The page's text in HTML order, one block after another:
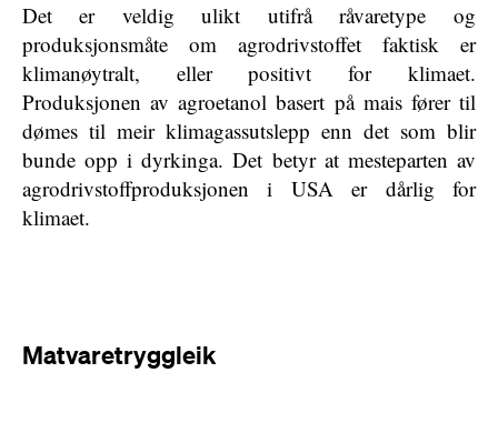
Det er veldig ulikt utifrå råvaretype og
produksjonsmåte om agrodrivstoffet faktisk er
klimanøytralt, eller positivt for klimaet.
Produksjonen av agroetanol basert på mais fører til
dømes til meir klimagassutslepp enn det som blir
bunde opp i dyrkinga. Det betyr at mesteparten av
agrodrivstoffproduksjonen i USA er dårlig for
klimaet.
Matvaretryggleik